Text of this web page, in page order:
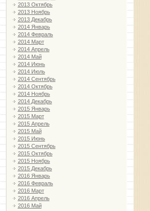
2013 Октябрь
2013 Ноябрь
2013 Декабрь
2014 Январь
2014 Февраль
2014 Март
2014 Апрель
2014 Май
2014 Июнь
2014 Июль
2014 Сентябрь
2014 Октябрь
2014 Ноябрь
2014 Декабрь
2015 Январь
2015 Март
2015 Апрель
2015 Май
2015 Июнь
2015 Сентябрь
2015 Октябрь
2015 Ноябрь
2015 Декабрь
2016 Январь
2016 Февраль
2016 Март
2016 Апрель
2016 Май